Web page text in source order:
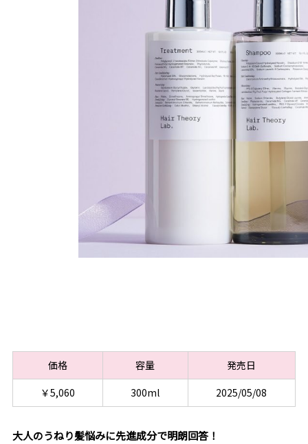
価格 容量
発売日
￥5,060
300ml 2025/05/08
大人のうねり髪悩みに先進成分で明朗回答！